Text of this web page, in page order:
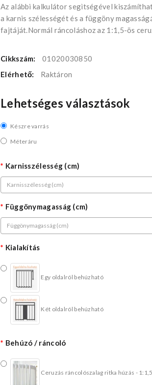
Az alábbi kalkulátor segìtségével
a karnis szélességét és a függöny
fajtáját.Normál ráncoláshoz az 1:1,5-ös
Cikkszám:
01020030850
Elérhető:
Raktáron
Lehetséges választások
Készre varrás
Méteráru
Karnisszélesség (cm)
Függönymagasság (cm)
Kialakítás
Egy oldalról behúzható
Két oldalról behúzható
Behúzó / ráncoló
Ceruzás ráncolószalag ritka húzás - 1:1,5